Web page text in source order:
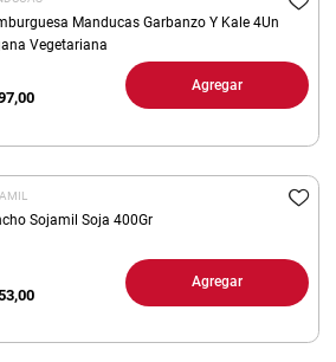
Manducas Garbanzo Y Kale 4Un
Vegetariana
Agregar
Sojamil Soja 400Gr
Agregar